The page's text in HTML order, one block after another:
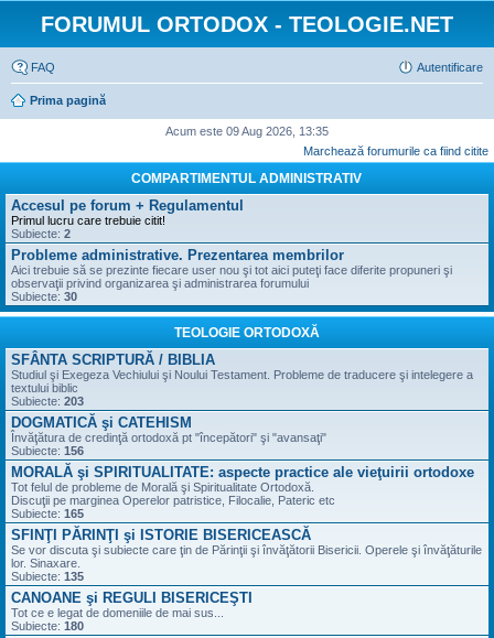
FORUMUL ORTODOX - TEOLOGIE.NET
FAQ Autentificare
Prima pagină
Acum este 09 Aug 2026, 13:35
Marchează forumurile ca fiind citite
COMPARTIMENTUL ADMINISTRATIV
Accesul pe forum + Regulamentul
Primul lucru care trebuie citit!
Subiecte: 2
Probleme administrative. Prezentarea membrilor
Aici trebuie să se prezinte fiecare user nou şi tot aici puteţi face diferite propuneri şi
observaţii privind organizarea şi administrarea forumului
Subiecte: 30
TEOLOGIE ORTODOXĂ
SFÂNTA SCRIPTURĂ / BIBLIA
Studiul şi Exegeza Vechiului şi Noului Testament. Probleme de traducere şi intelegere a
textului biblic
Subiecte: 203
DOGMATICĂ şi CATEHISM
Învăţătura de credinţă ortodoxă pt "începători" şi "avansaţi"
Subiecte: 156
MORALĂ şi SPIRITUALITATE: aspecte practice ale vieţuirii ortodoxe
Tot felul de probleme de Morală şi Spiritualitate Ortodoxă.
Discuţii pe marginea Operelor patristice, Filocalie, Pateric etc
Subiecte: 165
SFINŢI PĂRINŢI şi ISTORIE BISERICEASCĂ
Se vor discuta şi subiecte care ţin de Părinţii şi învăţătorii Bisericii. Operele şi învăţăturile
lor. Sinaxare.
Subiecte: 135
CANOANE şi REGULI BISERICEŞTI
Tot ce e legat de domeniile de mai sus...
Subiecte: 180